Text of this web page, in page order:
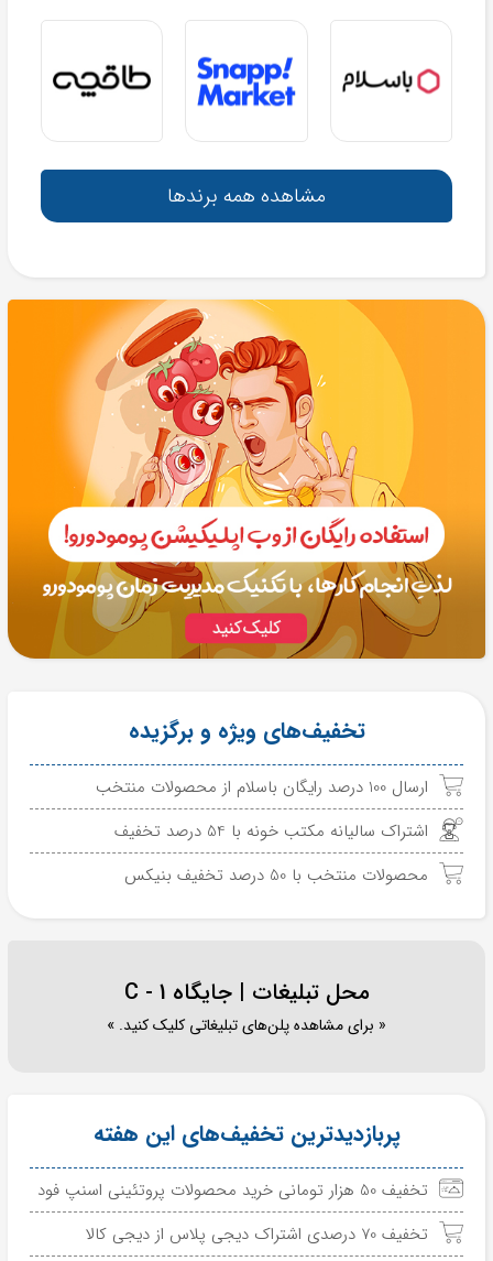
مشاهده همه برندها
تخفیف‌های ویژه و برگزیده
ارسال 100 درصد رایگان باسلام از محصولات منتخب
اشتراک سالیانه مکتب خونه با 54 درصد تخفیف
محصولات منتخب با 50 درصد تخفیف بنیکس
محل تبلیغات | جایگاه C - 1
« برای مشاهده پلن‌های تبلیغاتی کلیک کنید. »
پربازدیدترین تخفیف‌های این هفته
تخفیف 50 هزار تومانی خرید محصولات پروتئینی اسنپ فود
تخفیف 70 درصدی اشتراک دیجی پلاس از دیجی کالا